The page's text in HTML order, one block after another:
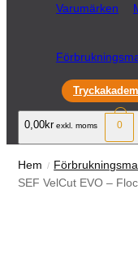
Varumärken
0,00krexkl. moms 0
Hem
SEF VelCut EVO –